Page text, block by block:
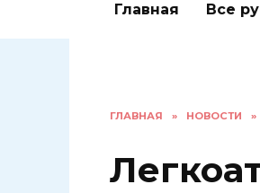
Главная Все
ГЛАВНАЯ » НОВОСТИ »